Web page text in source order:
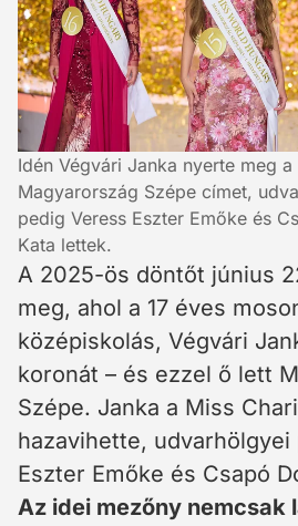
Idén Végvári Janka nyerte meg a
Magyarország Szépe címet,
pedig Veress Eszter Emőke és
Kata lettek.
A 2025-ös döntőt június
meg, ahol a 17 éves
középiskolás, Végvári
koronát – és ezzel ő lett
Szépe. Janka a Miss
hazavihette, udvarhölgyei
Eszter Emőke és Csapó
Az idei mezőny nemcsak